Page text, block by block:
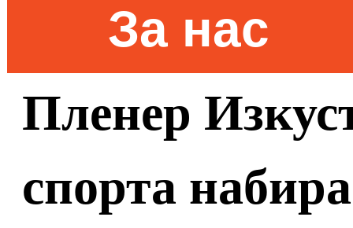
За нас
Пленер
спорта